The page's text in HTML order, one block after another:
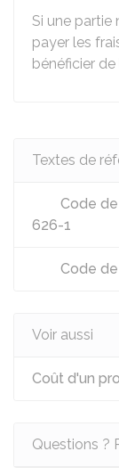
Si une partie
payer les
bénéficier de
Textes de
Code
626-1
Code
Voir aussi
Coût d'un
Questions ?